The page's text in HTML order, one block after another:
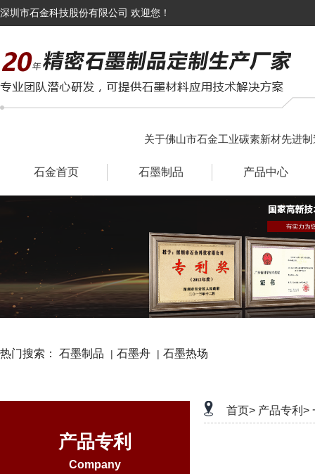
深圳市石金科技股份有限公司 欢迎您！
关于佛山市石金工业碳素新材先进
石金首页 石墨制品 产品中心
热门搜索： 石墨制品 | 石墨舟 | 石墨热场
产品专利
Company
首页> 产品专利>